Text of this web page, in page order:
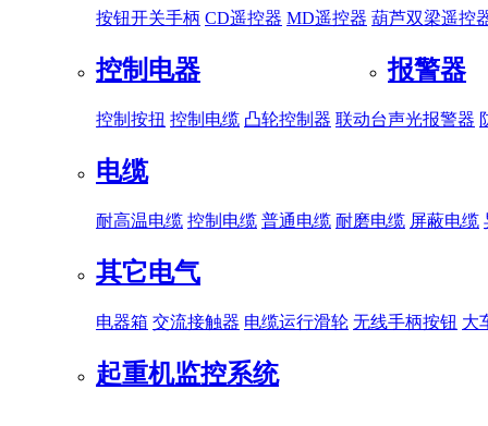
按钮开关手柄 CD遥控器 MD遥控器 葫芦双梁遥控
控制电器
控制按扭 控制电缆 凸轮控制器 联动台
报警器
声光报警器
电缆
耐高温电缆 控制电缆 普通电缆 耐磨电缆 屏蔽电缆
其它电气
电器箱 交流接触器 电缆运行滑轮 无线手柄按钮 大
起重机监控系统